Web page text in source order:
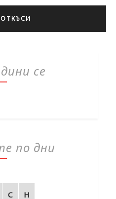
се
по дни
С Н